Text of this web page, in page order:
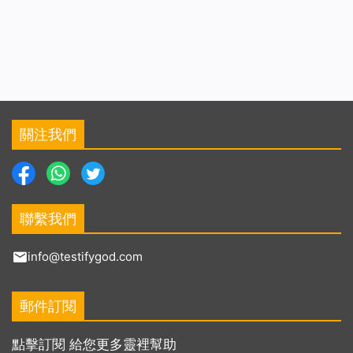
關注我們
聯繫我們
info@testifygod.com
郵件訂閱
點擊訂閱 給您更多靈裡幫助